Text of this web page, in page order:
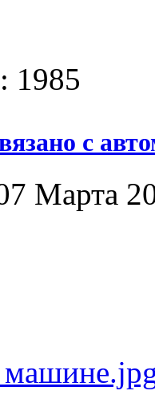
1985
с
Марта